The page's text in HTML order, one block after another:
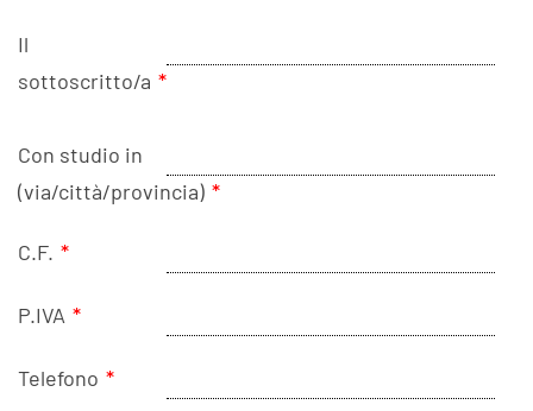
Il
sottoscritto/a *
Con studio in
(via/città/provincia) *
C.F. *
P.IVA *
Telefono *